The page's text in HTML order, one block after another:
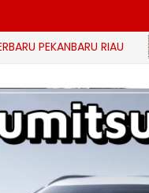
RIAU